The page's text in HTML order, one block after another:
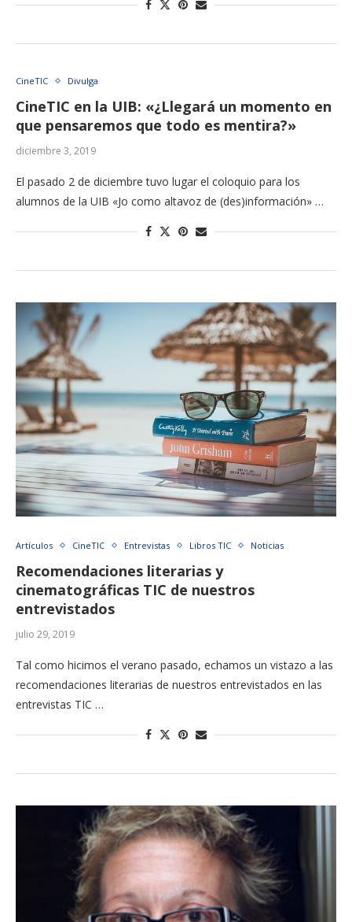
CineTIC Divulga
CineTIC en la UIB: «¿Llegará un momento en
que pensaremos que todo es mentira?»
diciembre 3, 2019
El pasado 2 de diciembre tuvo lugar el coloquio para los
alumnos de la UIB «Jo como altavoz de (des)información» …
Artículos CineTIC Entrevistas Libros TIC Noticias
Recomendaciones literarias y
cinematográficas TIC de nuestros
entrevistados
julio 29, 2019
Tal como hicimos el verano pasado, echamos un vistazo a las
recomendaciones literarias de nuestros entrevistados en las
entrevistas TIC …